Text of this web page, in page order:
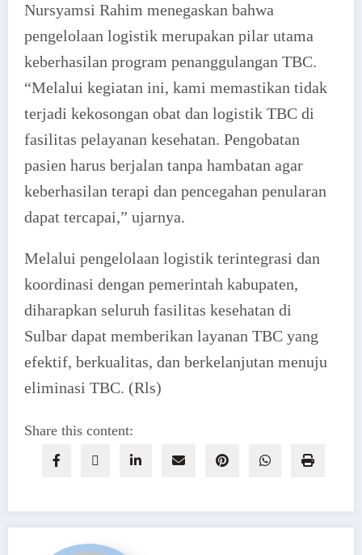
Nursyamsi Rahim menegaskan bahwa
pengelolaan logistik merupakan pilar utama
keberhasilan program penanggulangan TBC.
“Melalui kegiatan ini, kami memastikan tidak
terjadi kekosongan obat dan logistik TBC di
fasilitas pelayanan kesehatan. Pengobatan
pasien harus berjalan tanpa hambatan agar
keberhasilan terapi dan pencegahan penularan
dapat tercapai,” ujarnya.
Melalui pengelolaan logistik terintegrasi dan
koordinasi dengan pemerintah kabupaten,
diharapkan seluruh fasilitas kesehatan di
Sulbar dapat memberikan layanan TBC yang
efektif, berkualitas, dan berkelanjutan menuju
eliminasi TBC. (Rls)
Share this content: